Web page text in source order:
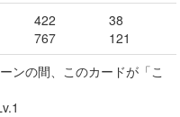
422
767
38
121
ンの間、このカードが「こ